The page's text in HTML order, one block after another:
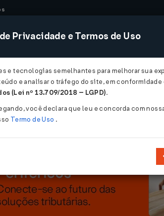
SISTEMAS
da primeira parcela do IPTU e da taxa de lixo
da primeira parcela do
Privacidade e Termos de Uso
e tecnologias semelhantes para melhorar sua
e analisar o tráfego do site, em conformidade
(Lei nº 13.709/2018 – LGPD).
você declara que leu e concorda com
Termo de Uso .